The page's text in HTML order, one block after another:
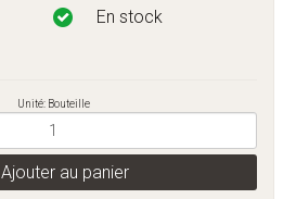
En stock
Unité: Bouteille
Ajouter au panier